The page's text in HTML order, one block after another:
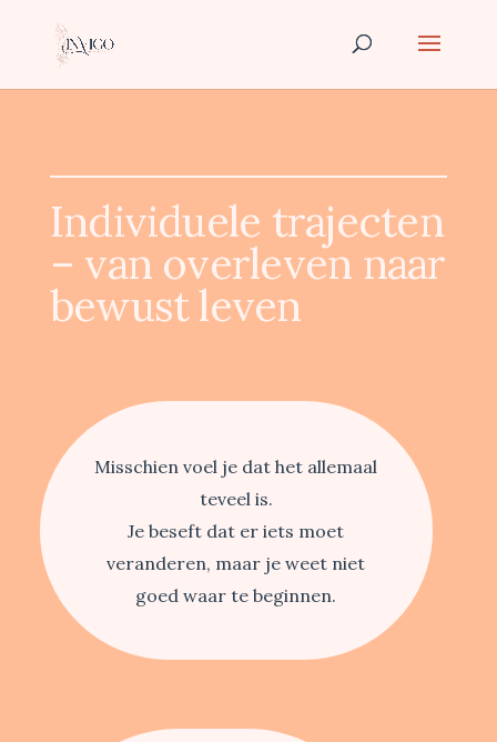
Individuele trajecten
– van overleven naar
bewust leven
Misschien voel je dat het allemaal
teveel is.
Je beseft dat er iets moet
veranderen, maar je weet niet
goed waar te beginnen.